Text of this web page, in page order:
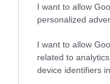
I want to allow
personalized
I want to allow
related to
device identifiers
ÁLLATTARTÁS